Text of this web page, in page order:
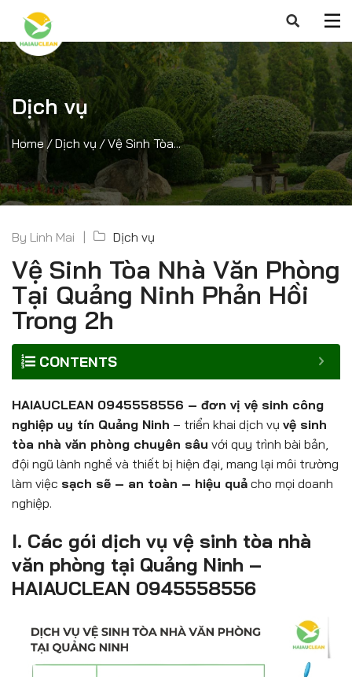
Dịch vụ
Home/Dịch vụ /Vệ Sinh Tòa...
By Linh Mai Dịch vụ
Vệ Sinh Tòa Nhà Văn Phòng
Tại Quảng Ninh Phản Hồi
Trong 2h
CONTENTS
HAIAUCLEAN 0945558556 – đơn vị vệ sinh công
nghiệp uy tín Quảng Ninh – triển khai dịch vụ vệ sinh
tòa nhà văn phòng chuyên sâu với quy trình bài bản,
đội ngũ lành nghề và thiết bị hiện đại, mang lại môi trường
làm việc sạch sẽ – an toàn – hiệu quả cho mọi doanh
nghiệp.
I. Các gói dịch vụ vệ sinh tòa nhà
văn phòng tại Quảng Ninh –
HAIAUCLEAN 0945558556